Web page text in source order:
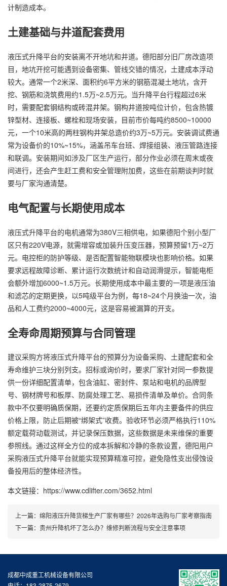
计制造成本。
土建基础与井道配套费用
液压式升降平台的安装离不开地坑和井道。德阳部分旧厂房改造项
目，地坑开挖可能遇到设备密集、管线交错的情况，土建成本浮动
较大。通常一个2米深、面积约6平方米的钢筋混凝土地坑，含开
挖、钢筋和浇筑费用约1.5万~2.5万元。当升降平台行程超过6米
时，需要配套钢结构或砖混井架。钢构井道按吨位计价，包含热镀
锌型材、连接板、螺栓和现场安装，目前市价每吨约8500~10000
元，一个10米高的两柱钢构井架总造价约3万~5万元。安装调试费通
常为设备价的10%~15%，涵盖吊车台班、焊接组装、液压管路连接
和联调。安装期间如涉及厂区生产运行，部分作业必须在周末或夜
间进行，还会产生赶工费和安全管理附加费，这些在前期谈判时就
要与厂家沟通清楚。
电气配置与长期使用成本
液压式升降平台的电机通常为380V三相供电，如果德阳个别小型厂
区只有220V电源，就需增容或加装升压变压器，预算预留1万~2万
元。电控柜的防护等级、是否配置智能物联模块也影响价格。如果
要求远程故障诊断、累计运行次数统计和自动润滑提示，智能电柜
会额外增加6000~1.5万元。长期使用成本中最主要的一项是液压油
和滤芯的定期更换，以5吨级平台为例，每18~24个月换油一次，油
品和人工费约2000~4000元，这是容易被漏算的开支。
全寿命周期预算与合同管理
建议采购方将液压式升降平台的预算分为设备采购、土建配套和全
寿命维护三块分别列支。招标或询价时，要求厂家针对同一参数提
供一份详细配置清单，包含油缸、密封件、泵站和电机的品牌型
号、钢材牌号和板厚、防腐处理工艺、易损件清单及单价。合同条
款中不仅要明确质保期，还要约定质保期后五年内主要备件的供应
价格上限，防止后期被“绑架式”收费。验收环节必须严格执行110%
额定载荷动载测试，并记录保压数据，这些数据是未来维保的重要
参照线。通过这样全方位的成本拆解和冷静的条款设置，德阳用户
采购液压式升降平台就能实现预算精准可控，避免隐性支出侵蚀设
备投用后的整体经济性。
本文链接：https://www.cdlifter.com/3652.html
上一篇： 绵阳液压升降货梯生产厂家有哪些？2026年选购与厂家考察指南
下一篇： 贵州升降机坏了怎么办？维修判断流程与安全注意事项
成都中成重工机械设备有限公司